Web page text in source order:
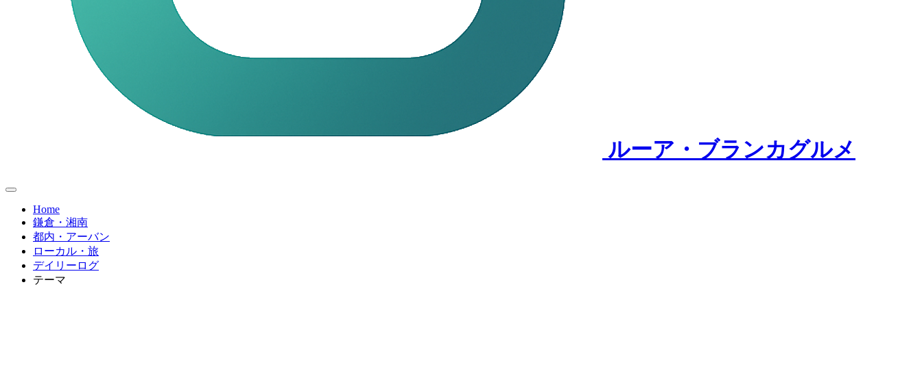
ルーア・ブランカグルメ
Home
鎌倉・湘南
都内・アーバン
ローカル・旅
デイリーログ
テーマ